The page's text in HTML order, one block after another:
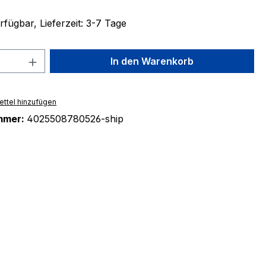
Lieferzeit: 3-7 Tage
Anzahl: Gib den gewünschten Wert
In den Warenkorb
hinzufügen
4025508780526-ship